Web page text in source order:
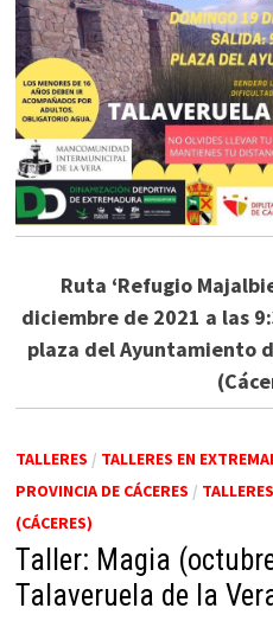
Ruta ‘Refugio
diciembre de 2021 a las
plaza del Ayuntamiento
TALLERES / TALLERES EN
PROVINCIA DE CÁCERES /
(CÁCERES)
Taller: Magia
Talaveruela de la